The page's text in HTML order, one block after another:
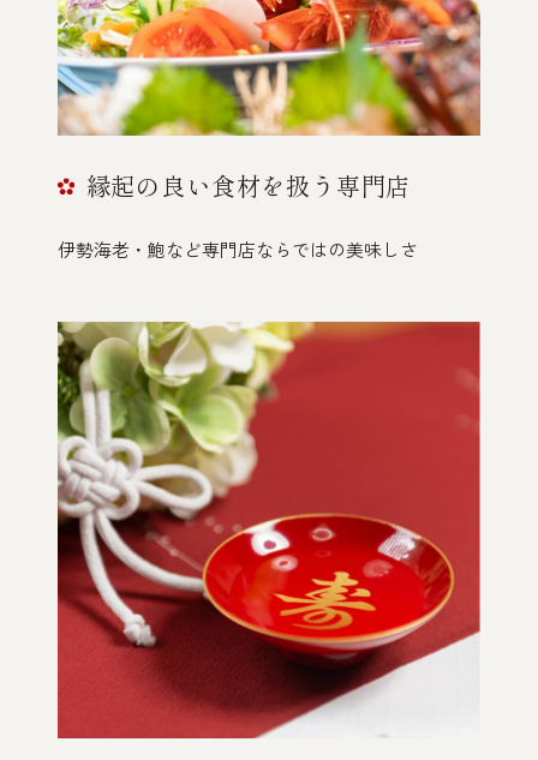
縁起の良い食材を扱う専門店
伊勢海老・鮑など専門店ならではの美味しさ